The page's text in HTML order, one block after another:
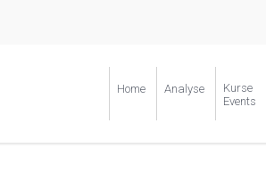
Home Analyse
Kurse
Events